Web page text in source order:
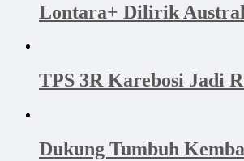
Lontara+ Dilirik
TPS 3R Karebosi Jadi
Dukung Tumbuh